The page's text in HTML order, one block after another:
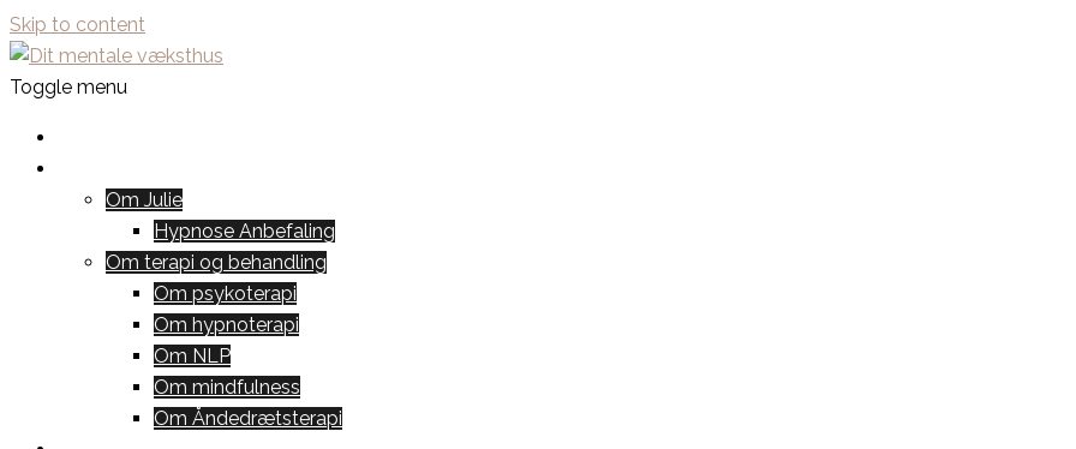
Skip to content
Toggle menu
Om Julie
Hypnose Anbefaling
Om terapi og behandling
Om psykoterapi
Om hypnoterapi
Om NLP
Om mindfulness
Om Åndedrætsterapi